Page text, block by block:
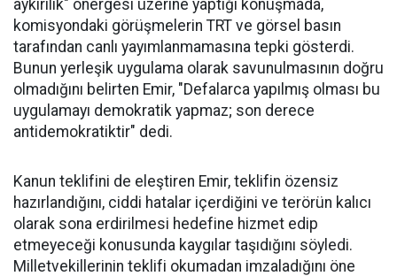
aykırılık" önergesi üzerine yaptığı konuşmada,
komisyondaki görüşmelerin TRT ve görsel basın
tarafından canlı yayımlanmamasına tepki gösterdi.
Bunun yerleşik uygulama olarak savunulmasının doğru
olmadığını belirten Emir, "Defalarca yapılmış olması bu
uygulamayı demokratik yapmaz; son derece
antidemokratiktir" dedi.
Kanun teklifini de eleştiren Emir, teklifin özensiz
hazırlandığını, ciddi hatalar içerdiğini ve terörün kalıcı
olarak sona erdirilmesi hedefine hizmet edip
etmeyeceği konusunda kaygılar taşıdığını söyledi.
Milletvekillerinin teklifi okumadan imzaladığını öne